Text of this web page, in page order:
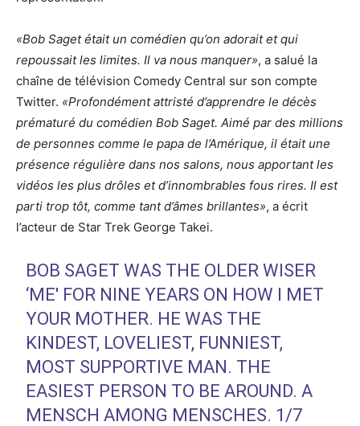
«Bob Saget était un comédien qu’on adorait et qui
repoussait les limites. Il va nous manquer», a salué la
chaîne de télévision Comedy Central sur son compte
Twitter. «Profondément attristé d’apprendre le décès
prématuré du comédien Bob Saget. Aimé par des millions
de personnes comme le papa de l’Amérique, il était une
présence régulière dans nos salons, nous apportant les
vidéos les plus drôles et d’innombrables fous rires. Il est
parti trop tôt, comme tant d’âmes brillantes», a écrit
l’acteur de Star Trek George Takei.
BOB SAGET WAS THE OLDER WISER
‘ME' FOR NINE YEARS ON HOW I MET
YOUR MOTHER. HE WAS THE
KINDEST, LOVELIEST, FUNNIEST,
MOST SUPPORTIVE MAN. THE
EASIEST PERSON TO BE AROUND. A
MENSCH AMONG MENSCHES. 1/7